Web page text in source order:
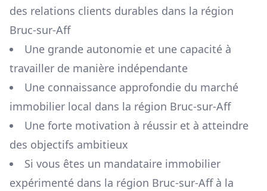
des relations clients durables dans la région
Bruc-sur-Aff
Une grande autonomie et une capacité à
travailler de manière indépendante
Une connaissance approfondie du marché
immobilier local dans la région Bruc-sur-Aff
Une forte motivation à réussir et à atteindre
des objectifs ambitieux
Si vous êtes un mandataire immobilier
expérimenté dans la région Bruc-sur-Affà la